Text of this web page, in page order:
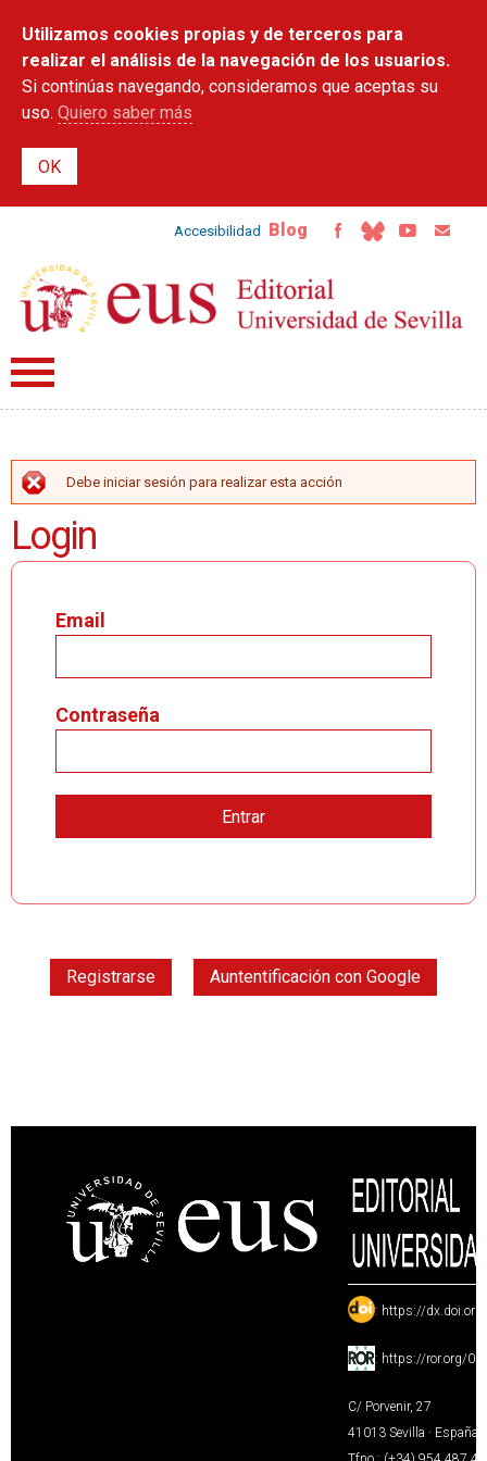
contenido
principal
Utilizamos cookies propias y de terceros para
realizar el análisis de la navegación de los usuarios.
Si continúas navegando, consideramos que aceptas su
uso. Quiero saber más
Accesibilidad Blog
MENSAJE DE ERROR
Debe iniciar sesión para realizar esta acción
Login
Email
Contraseña
Registrarse Auntentificación con Google
: https://
: https://ror.org/
C/ Porvenir, 27
41013 Sevilla · España